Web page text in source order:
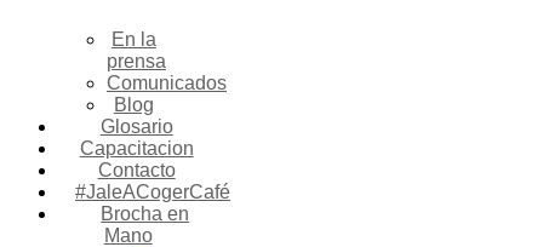
En la
prensa
Comunicados
Blog
Glosario
Capacitacion
Contacto
#JaleACogerCafé
Brocha en
Mano